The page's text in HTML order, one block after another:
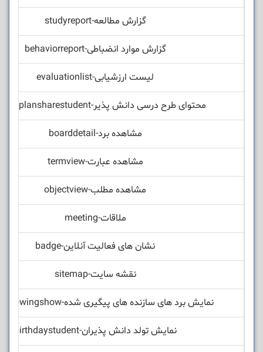
گزارش مطالعه-studyreport
گزارش موارد انضباطی-behaviorreport
لیست ارزشیابی-evaluationlist
محتوای طرح درسی دانش پذیر-classlistplansharestudent
مشاهده برد-boarddetail
مشاهده عبارت-termview
مشاهده مطلب-objectview
ملاقات-meeting
نشان های فعالیت آنلاین-badge
نقشه سایت-sitemap
نمایش برد های سازنده های پیگیری شده-boardfollowingshow
نمایش تولد دانش پذیران-birthdaystudent